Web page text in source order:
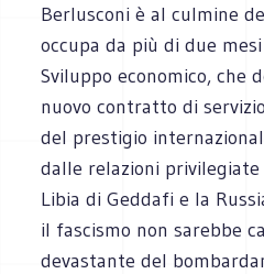
Berlusconi è al culmine
occupa da più di due
Sviluppo economico, che
nuovo contratto di
del prestigio
dalle relazioni privilegiate
Libia di Geddafi e la
il fascismo non sarebbe
devastante del